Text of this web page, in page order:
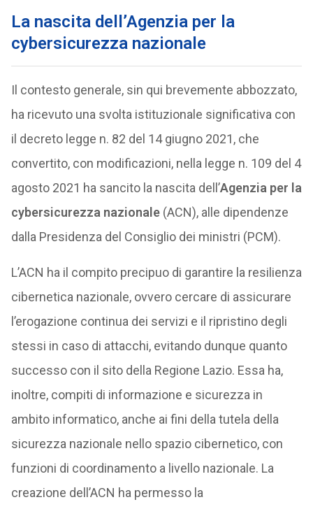
La nascita dell’Agenzia per la
cybersicurezza nazionale
Il contesto generale, sin qui brevemente abbozzato,
ha ricevuto una svolta istituzionale significativa con
il decreto legge n. 82 del 14 giugno 2021, che
convertito, con modificazioni, nella legge n. 109 del 4
agosto 2021 ha sancito la nascita dell’Agenzia per la
cybersicurezza nazionale (ACN), alle dipendenze
dalla Presidenza del Consiglio dei ministri (PCM).
L’ACN ha il compito precipuo di garantire la resilienza
cibernetica nazionale, ovvero cercare di assicurare
l’erogazione continua dei servizi e il ripristino degli
stessi in caso di attacchi, evitando dunque quanto
successo con il sito della Regione Lazio. Essa ha,
inoltre, compiti di informazione e sicurezza in
ambito informatico, anche ai fini della tutela della
sicurezza nazionale nello spazio cibernetico, con
funzioni di coordinamento a livello nazionale. La
creazione dell’ACN ha permesso la